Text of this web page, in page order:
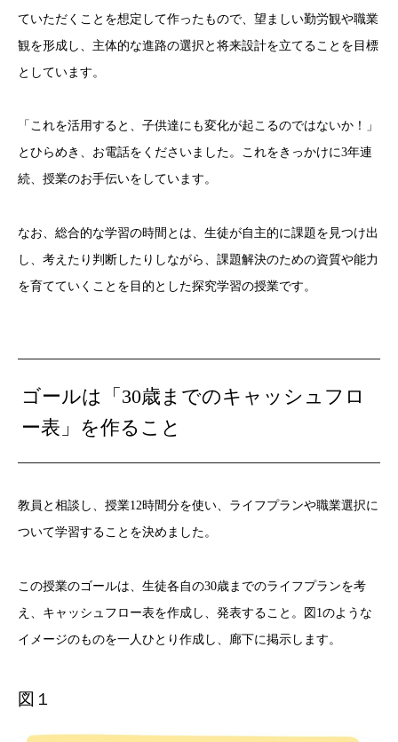
ていただくことを想定して作ったもので、望ましい勤労観や職業
観を形成し、主体的な進路の選択と将来設計を立てることを目標
としています。
「これを活用すると、子供達にも変化が起こるのではないか！」
とひらめき、お電話をくださいました。これをきっかけに3年連
続、授業のお手伝いをしています。
なお、総合的な学習の時間とは、生徒が自主的に課題を見つけ出
し、考えたり判断したりしながら、課題解決のための資質や能力
を育てていくことを目的とした探究学習の授業です。
ゴールは「30歳までのキャッシュフロ
ー表」を作ること
教員と相談し、授業12時間分を使い、ライフプランや職業選択に
ついて学習することを決めました。
この授業のゴールは、生徒各自の30歳までのライフプランを考
え、キャッシュフロー表を作成し、発表すること。図1のような
イメージのものを一人ひとり作成し、廊下に掲示します。
図１